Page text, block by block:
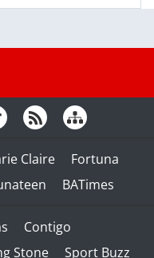
Claire
Fortuna
BATimes
Contigo
Stone Sport Buzz